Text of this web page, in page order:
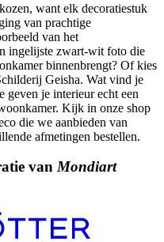
want elk decoratiestuk
van prachtige
van het
ingelijste zwart-wit foto die
binnenbrengt? Of kies
Geisha. Wat vind je
geven je interieur echt een
Kijk in onze shop
die we aanbieden van
afmetingen bestellen.
vanMondiart